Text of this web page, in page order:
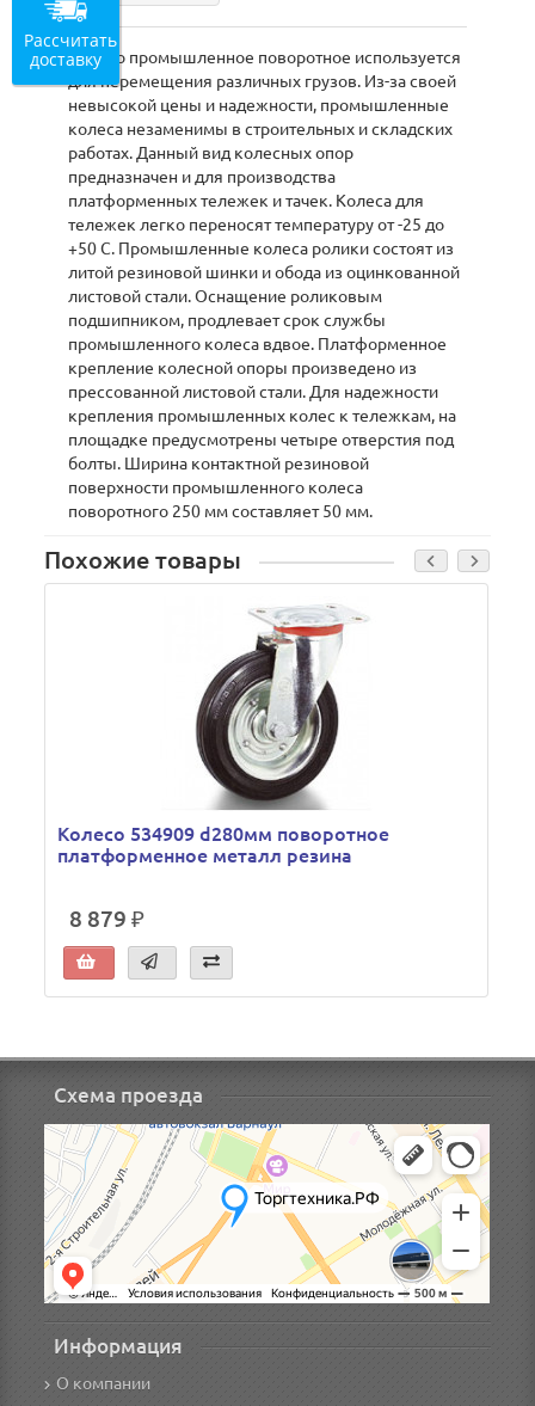
Колесо промышленное поворотное используется
для перемещения различных грузов. Из-за своей
невысокой цены и надежности, промышленные
колеса незаменимы в строительных и складских
работах. Данный вид колесных опор
предназначен и для производства
платформенных тележек и тачек. Колеса для
тележек легко переносят температуру от -25 до
+50 С. Промышленные колеса ролики состоят из
литой резиновой шинки и обода из оцинкованной
листовой стали. Оснащение роликовым
подшипником, продлевает срок службы
промышленного колеса вдвое. Платформенное
крепление колесной опоры произведено из
прессованной листовой стали. Для надежности
крепления промышленных колес к тележкам, на
площадке предусмотрены четыре отверстия под
болты. Ширина контактной резиновой
поверхности промышленного колеса
поворотного 250 мм составляет 50 мм.
Похожие товары
Колесо 534909 d280мм поворотное
платформенное металл резина
8 879 ₽
Схема проезда
Информация
О компании
Рассчитать
доставку